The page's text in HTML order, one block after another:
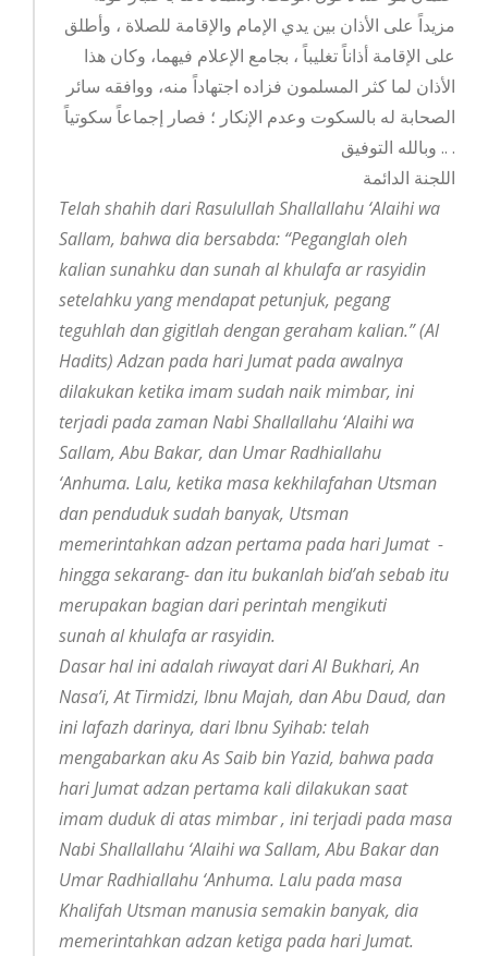
مزيداً على الأذان بين يدي الإمام والإقامة للصلاة ، وأطلق
على الإقامة أذاناً تغليباً ، بجامع الإعلام فيهما، وكان هذا
الأذان لما كثر المسلمون فزاده اجتهاداً منه، ووافقه سائر
الصحابة له بالسكوت وعدم الإنكار ؛ فصار إجماعاً سكوتياً
.. وبالله التوفيق .
اللجنة الدائمة
Telah shahih dari Rasulullah Shallallahu ‘Alaihi wa
Sallam, bahwa dia bersabda: “Peganglah oleh
kalian sunahku dan sunah al khulafa ar rasyidin
setelahku yang mendapat petunjuk, pegang
teguhlah dan gigitlah dengan geraham kalian.” (Al
Hadits) Adzan pada hari Jumat pada awalnya
dilakukan ketika imam sudah naik mimbar, ini
terjadi pada zaman Nabi Shallallahu ‘Alaihi wa
Sallam, Abu Bakar, dan Umar Radhiallahu
‘Anhuma. Lalu, ketika masa kekhilafahan Utsman
dan penduduk sudah banyak, Utsman
memerintahkan adzan pertama pada hari Jumat -
hingga sekarang- dan itu bukanlah bid’ah sebab itu
merupakan bagian dari perintah mengikuti
sunah al khulafa ar rasyidin.
Dasar hal ini adalah riwayat dari Al Bukhari, An
Nasa’i, At Tirmidzi, Ibnu Majah, dan Abu Daud, dan
ini lafazh darinya, dari Ibnu Syihab: telah
mengabarkan aku As Saib bin Yazid, bahwa pada
hari Jumat adzan pertama kali dilakukan saat
imam duduk di atas mimbar , ini terjadi pada masa
Nabi Shallallahu ‘Alaihi wa Sallam, Abu Bakar dan
Umar Radhiallahu ‘Anhuma. Lalu pada masa
Khalifah Utsman manusia semakin banyak, dia
memerintahkan adzan ketiga pada hari Jumat.